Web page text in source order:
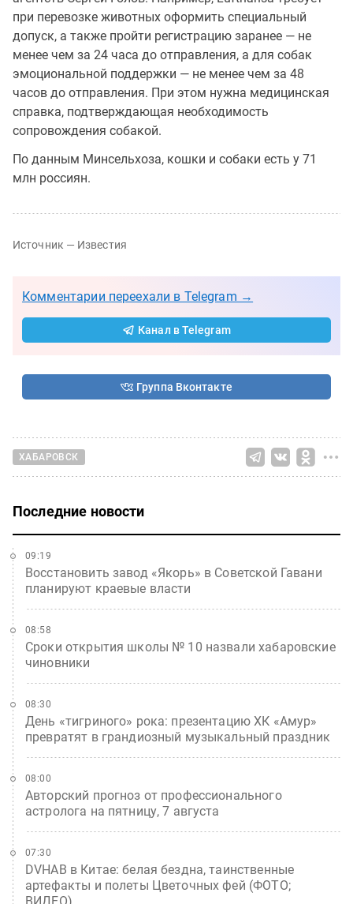
при перевозке животных оформить специальный
допуск, а также пройти регистрацию заранее — не
менее чем за 24 часа до отправления, а для собак
эмоциональной поддержки — не менее чем за 48
часов до отправления. При этом нужна медицинская
справка, подтверждающая необходимость
сопровождения собакой.
По данным Минсельхоза, кошки и собаки есть у 71
млн россиян.
Источник — Известия
Комментарии переехали в Telegram →
Канал в Telegram
Группа Вконтакте
ХАБАРОВСК
Последние новости
Восстановить завод «Якорь» в Советской Гавани
планируют краевые власти
09:19
Сроки открытия школы № 10 назвали хабаровские
чиновники
08:58
День «тигриного» рока: презентацию ХК «Амур»
превратят в грандиозный музыкальный праздник
08:30
Авторский прогноз от профессионального
астролога на пятницу, 7 августа
08:00
DVHAB в Китае: белая бездна, таинственные
артефакты и полеты Цветочных фей (ФОТО;
07:30